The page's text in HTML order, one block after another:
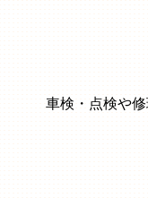
車検・点検や